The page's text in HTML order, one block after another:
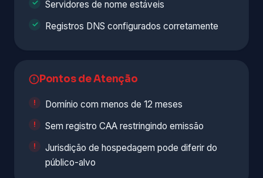
Servidores de nome estáveis
Registros DNS configurados corretamente
Pontos de Atenção
Domínio com menos de 12 meses
Sem registro CAA restringindo emissão
Jurisdição de hospedagem pode diferir do
público-alvo